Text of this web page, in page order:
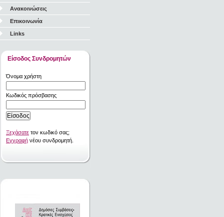
Ανακοινώσεις
Επικοινωνία
Links
Είσοδος Συνδρομητών
Όνομα χρήστη
Κωδικός πρόσβασης
Ξεχάσατε τον κωδικό σας;
Εγγραφή νέου συνδρομητή.